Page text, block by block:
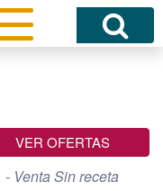
VER OFERTAS
- Venta Sin receta